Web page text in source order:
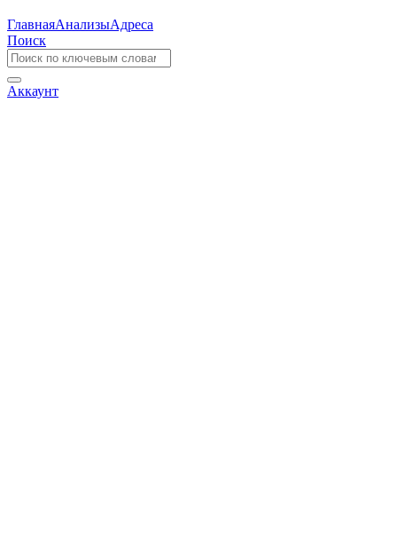
ГлавнаяАнализыАдреса
Поиск
Аккаунт